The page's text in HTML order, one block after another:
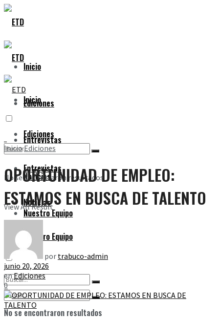
Inicio
Ediciones
Entrevistas
Noticias
Nuestro Equipo
Inicio
Ediciones
Entrevistas
Noticias
Nuestro Equipo
No se encontraron resultados
No se encontraron resultados
View All Result
InicioEdiciones
OPORTUNIDAD DE EMPLEO:
ESTAMOS EN BUSCA DE TALENTO
por trabuco-admin
junio 20, 2026
enEdiciones
0